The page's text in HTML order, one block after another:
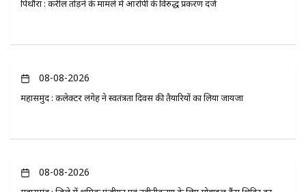
पिथौरा : करील तोड़ने के मामले में आरोपी के विरुद्ध प्रकरण दर्ज
08-08-2026
महासमुंद : कलेक्टर लंगेह ने स्वतंत्रता दिवस की तैयारियों का लिया जायजा
08-08-2026